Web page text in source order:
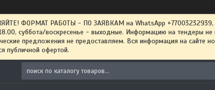
ФОРМАТ РАБОТЫ - ПО ЗАЯВКАМ на WhatsApp +77003232939,
суббота/воскресенье - выходные. Информацию на тендеры не
предложения не предоставляем. Вся информация на сайте
публичной офертой.